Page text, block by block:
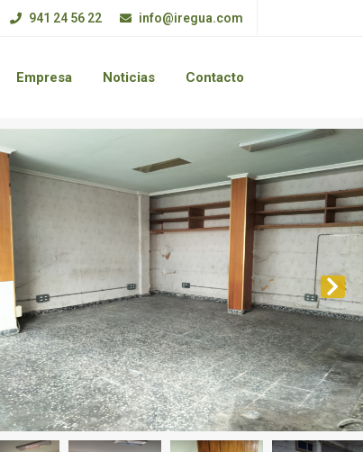
941 24 56 22 info@iregua.com
Empresa Noticias Contacto